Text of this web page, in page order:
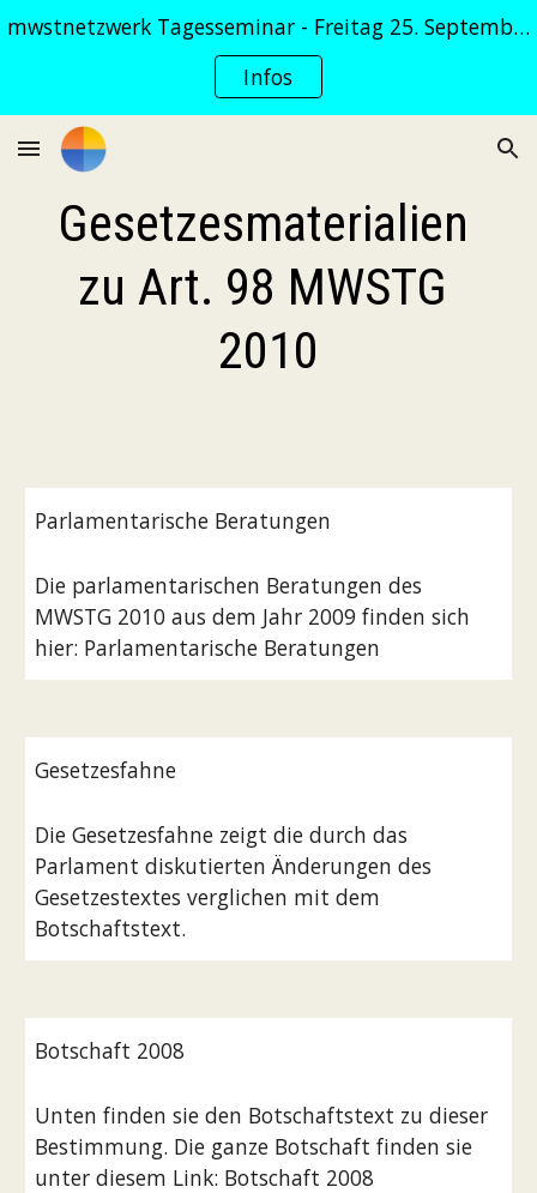
Skip to main content Skip to navigation
mwstnetzwerk Tagesseminar - Freitag 25. September 2026
Infos
Gesetzesmaterialien
zu Art. 98 MWSTG
2010
Parlamentarische Beratungen
Die parlamentarischen Beratungen des
MWSTG 2010 aus dem Jahr 2009 finden sich
hier: Parlamentarische Beratungen
Gesetzesfahne
Die Gesetzesfahne zeigt die durch das
Parlament diskutierten Änderungen des
Gesetzestextes verglichen mit dem
Botschaftstext.
Botschaft 2008
Unten finden sie den Botschaftstext zu dieser
Bestimmung. Die ganze Botschaft finden sie
unter diesem Link: Botschaft 2008